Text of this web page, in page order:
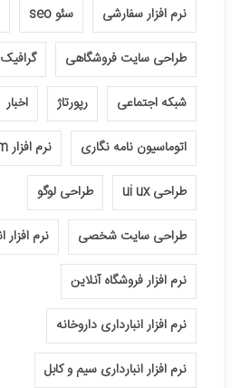
نرم افزار سفارشی سئو seo
طراحی سایت فروشگاهی گرافیک
شبکه اجتماعی رپورتاژ اخبار
اتوماسیون نامه نگاری نرم افزار crm
طراحی ui ux طراحی لوگو
طراحی سایت شخصی نرم افزار
نرم افزار فروشگاه آنلاین
نرم افزار انبارداری داروخانه
نرم افزار انبارداری سیم و کابل